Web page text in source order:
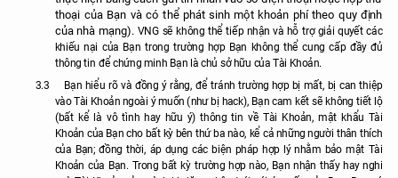
thoại của Bạn và có thể phát sinh một khoản phí theo quy định
của nhà mạng). VNG sẽ không thể tiếp nhận và hỗ trợ giải quyết các
khiếu nại của Bạn trong trường hợp Bạn không thể cung cấp đầy đủ
thông tin để chứng minh Bạn là chủ sở hữu của Tài Khoản.
3.3
Bạn hiểu rõ và đồng ý rằng, để tránh trường hợp bị mất, bị can thiệp
vào Tài Khoản ngoài ý muốn (như bị hack), Bạn cam kết sẽ không tiết lộ
(bất kể là vô tình hay hữu ý) thông tin về Tài Khoản, mật khẩu Tài
Khoản của Bạn cho bất kỳ bên thứ ba nào, kể cả những người thân thích
của Bạn; đồng thời, áp dụng các biện pháp hợp lý nhằm bảo mật Tài
Khoản của Bạn. Trong bất kỳ trường hợp nào, Bạn nhận thấy hay nghi